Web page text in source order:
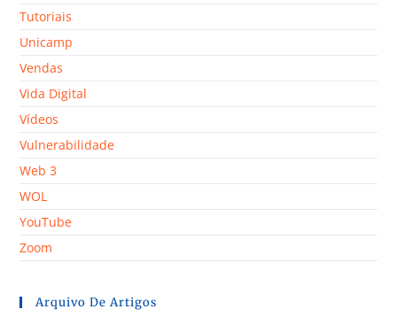
Tutoriais
Unicamp
Vendas
Vida Digital
Vídeos
Vulnerabilidade
Web 3
WOL
YouTube
Zoom
Arquivo De Artigos